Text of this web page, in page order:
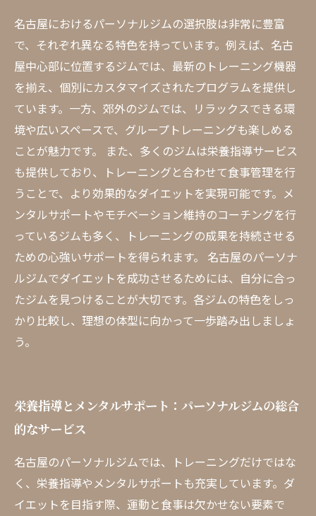
名古屋におけるパーソナルジムの選択肢は非常に豊富
で、それぞれ異なる特色を持っています。例えば、名古
屋中心部に位置するジムでは、最新のトレーニング機器
を揃え、個別にカスタマイズされたプログラムを提供し
ています。一方、郊外のジムでは、リラックスできる環
境や広いスペースで、グループトレーニングも楽しめる
ことが魅力です。 また、多くのジムは栄養指導サービス
も提供しており、トレーニングと合わせて食事管理を行
うことで、より効果的なダイエットを実現可能です。メ
ンタルサポートやモチベーション維持のコーチングを行
っているジムも多く、トレーニングの成果を持続させる
ための心強いサポートを得られます。 名古屋のパーソナ
ルジムでダイエットを成功させるためには、自分に合っ
たジムを見つけることが大切です。各ジムの特色をしっ
かり比較し、理想の体型に向かって一歩踏み出しましょ
う。
栄養指導とメンタルサポート：パーソナルジムの総合
的なサービス
名古屋のパーソナルジムでは、トレーニングだけではな
く、栄養指導やメンタルサポートも充実しています。ダ
イエットを目指す際、運動と食事は欠かせない要素で